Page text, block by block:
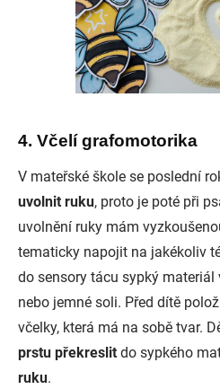
4. Včelí grafomotorika
V mateřské škole se poslední
uvolnit ruku, proto je poté při
uvolnění ruky mám
tematicky napojit na jakékoliv
do sensory tácu sypký materiál
nebo jemné soli. Před dítě
včelky, která má na sobě tvar.
prstu překreslit do sypkého
ruku.